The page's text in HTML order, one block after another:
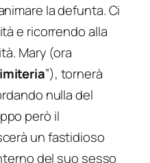
la defunta. Ci
e ricorrendo alla
Mary (ora
”), tornerà
nulla del
però il
un fastidioso
del suo sesso